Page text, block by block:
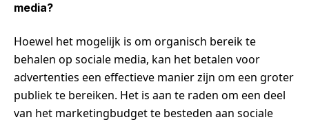
media?
Hoewel het mogelijk is om organisch bereik te
behalen op sociale media, kan het betalen voor
advertenties een effectieve manier zijn om een groter
publiek te bereiken. Het is aan te raden om een deel
van het marketingbudget te besteden aan sociale